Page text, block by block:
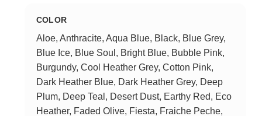
COLOR
Aloe, Anthracite, Aqua Blue, Black, Blue Grey,
Blue Ice, Blue Soul, Bright Blue, Bubble Pink,
Burgundy, Cool Heather Grey, Cotton Pink,
Dark Heather Blue, Dark Heather Grey, Deep
Plum, Deep Teal, Desert Dust, Earthy Red, Eco
Heather, Faded Olive, Fiesta, Fraiche Peche,